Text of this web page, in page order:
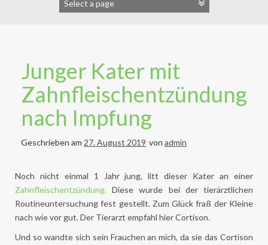
Junger Kater mit
Zahnfleischentzündung
nach Impfung
Geschrieben am 27. August 2019 von admin
Noch nicht einmal 1 Jahr jung, litt dieser Kater an einer
Zahnfleischentzündung. Diese wurde bei der tierärztlichen
Routineuntersuchung fest gestellt. Zum Glück fraß der Kleine
nach wie vor gut. Der Tierarzt empfahl hier Cortison.
Und so wandte sich sein Frauchen an mich, da sie das Cortison